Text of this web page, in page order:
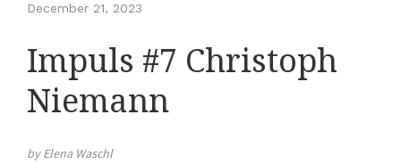
December 21, 2023
Impuls #7 Christoph
Niemann
by Elena Waschl